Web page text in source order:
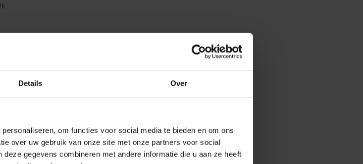
Details Over
om functies voor social media te bieden en om ons
over uw gebruik van onze site met onze partners voor social
gegevens combineren met andere informatie die u aan ze heeft
- 29